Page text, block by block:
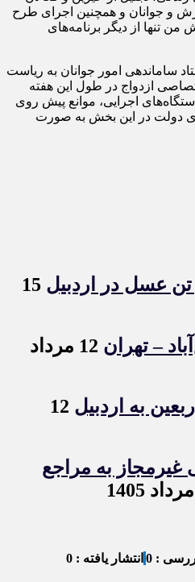
و جوانان و همچنین اجرای طرح
تنها از دیگر برنامه‌های
ساماندهی امور جوانان به ریاست
ازدواج در طول این هفته
اجرایی، موانع پیش روی
دولت در این بخش به صورت
15
– تهران
12 مرداد
12
غیرمجاز به مراجع
: 0 انتشار یافته : 0